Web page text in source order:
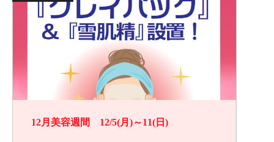
12月美容週間 12/5(月)～11(日)